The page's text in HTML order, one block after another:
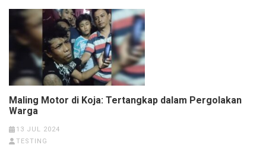
Maling Motor di Koja: Tertangkap dalam Pergolakan
Warga
13 JUL 2024
TESTING